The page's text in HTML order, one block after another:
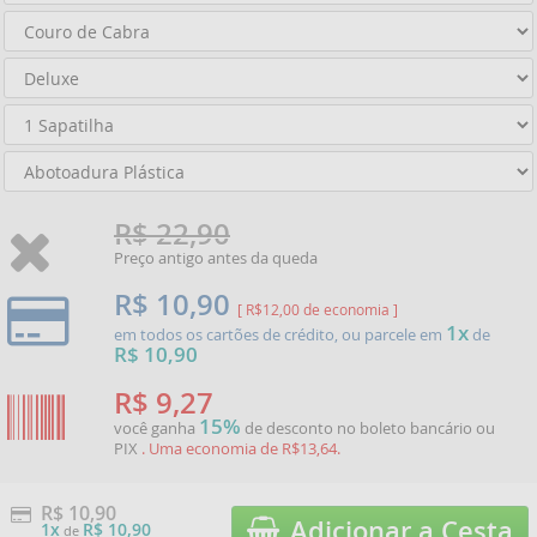
R$ 22,90
Preço antigo antes da queda
R$ 10,90 [ R$12,00 de economia ]
em todos os cartões de crédito, ou parcele em 1x de
R$ 10,90
R$ 9,27
você ganha 15% de desconto no boleto bancário ou
PIX . Uma economia de R$13,64.
R$ 10,90
1x de R$ 10,90